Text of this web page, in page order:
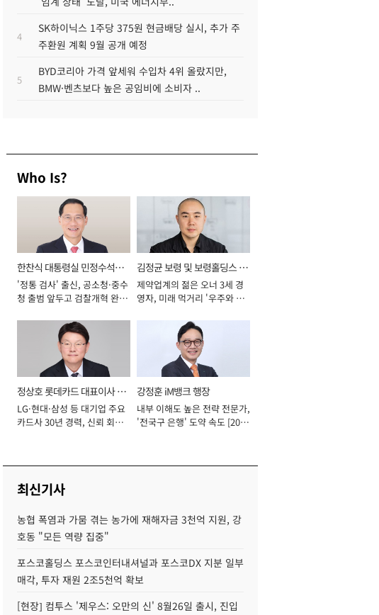
4
SK하이닉스 1주당 375원 현금배당 실시, 추가 주
주환원 계획 9월 공개 예정
5
BYD코리아 가격 앞세워 수입차 4위 올랐지만,
BMW·벤츠보다 높은 공임비에 소비자 ..
Who Is?
한찬식 대통령실 민정수석비
서관
'정통 검사' 출신, 공소청·중수
청 출범 앞두고 검찰개혁 완수
김정균 보령 및 보령홀딩스 대
표이사 사장
제약업계의 젊은 오너 3세 경
영자, 미래 먹거리 '우주와 헬
정상호 롯데카드 대표이사 사
장
LG·현대·삼성 등 대기업 주요
카드사 30년 경력, 신뢰 회복
강정훈 iM뱅크 행장
내부 이해도 높은 전략 전문가,
'전국구 은행' 도약 속도 [2026
최신기사
농협 폭염과 가뭄 겪는 농가에 재해자금 3천억 지원, 강
호동 "모든 역량 집중"
포스코홀딩스 포스코인터내셔널과 포스코DX 지분 일부
매각, 투자 재원 2조5천억 확보
[현장] 컴투스 '제우스: 오만의 신' 8월26일 출시, 진입